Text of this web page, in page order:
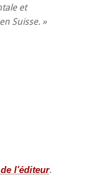
et
Suisse.
l'éditeur.